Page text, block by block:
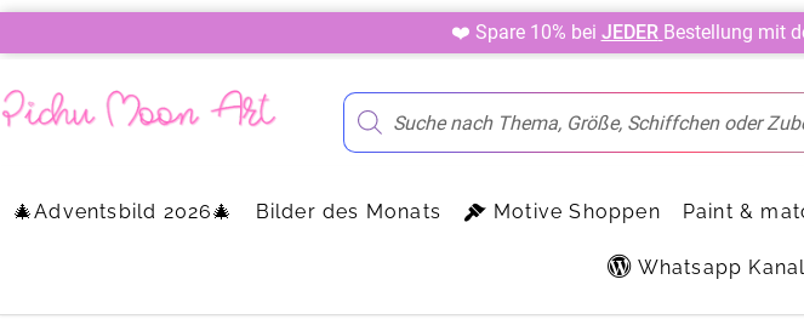
❤️ Spare 10% bei JEDER Bestellung mit
🎄Adventsbild 2026🎄 Bilder des Monats Motive Shoppen Paint &
Whatsapp